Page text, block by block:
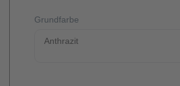
Grundfarbe
Anthrazit